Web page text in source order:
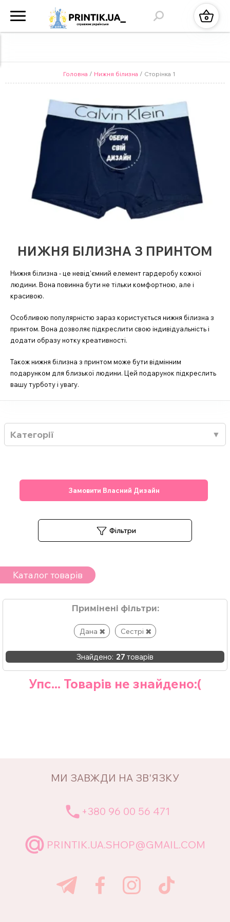
Головна / Нижня білизна / Сторінка 1
НИЖНЯ БІЛИЗНА З ПРИНТОМ
Нижня білизна - це невід'ємний елемент гардеробу кожної
людини. Вона повинна бути не тільки комфортною, але і
красивою.
Особливою популярністю зараз користується нижня білизна з
принтом. Вона дозволяє підкреслити свою індивідуальність і
додати образу нотку креативності.
Також нижня білизна з принтом може бути відмінним
подарунком для близької людини. Цей подарунок підкреслить
вашу турботу і увагу.
Категорії
Замовити Власний Дизайн
Фільтри
Каталог товарів
Примінені фільтри:
Дана Сестрі
Знайдено: 27 товарів
Упс... Товарів не знайдено:(
МИ ЗАВЖДИ НА ЗВ'ЯЗКУ
+380 96 00 56 471
PRINTIK.UA.SHOP@GMAIL.COM